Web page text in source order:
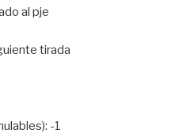
al pje
tirada
-1